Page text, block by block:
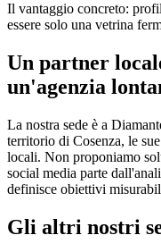
Il vantaggio concreto:
essere solo una vetrina
Un partner
un'agenzia
La nostra sede è a
territorio di Cosenza, le
locali. Non proponiamo
social media parte
definisce obiettivi
Gli altri nostri